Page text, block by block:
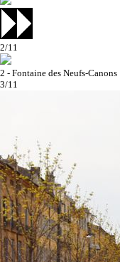
2/11
2 - Fontaine des Neufs-Canons
3/11